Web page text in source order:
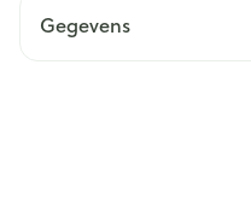
Gegevens